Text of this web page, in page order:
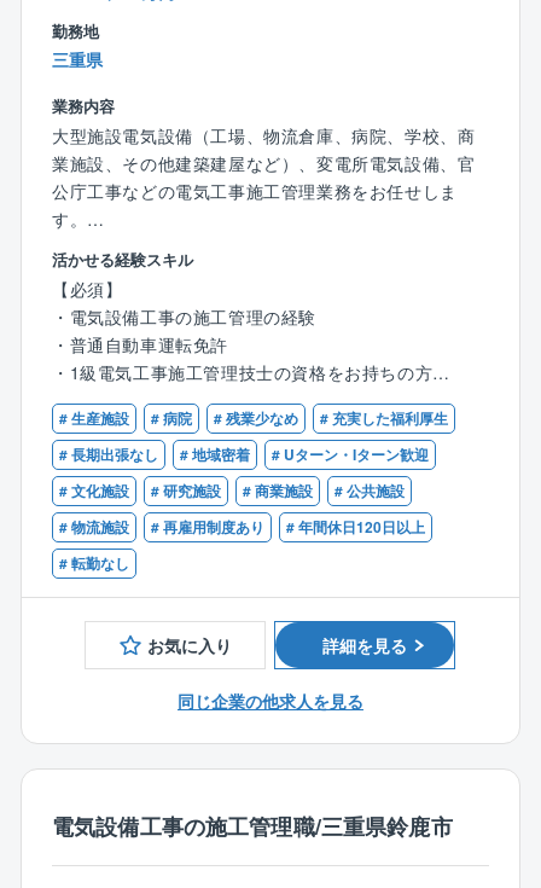
・時間外管理システムによる警告・有給促進
・キャリア採用強化・文系新卒・派遣社員活用による
業務分散
労働時間は170.1時間（2020年度比：178.1時間から削
減）。
勤務地
三重県
業務内容
大型施設電気設備（工場、物流倉庫、病院、学校、商
業施設、その他建築建屋など）、変電所電気設備、官
公庁工事などの電気工事施工管理業務をお任せしま
す。
【具体的には】
上記施設・設備に対して下記業務をお任せします。
・新築工事に対する電気設備工事施工管理
・既設電気建屋に対するメンテナンス工事
・省エネ対策工事施工管理業務
・工程管理、安全管理、品質管理、予算管理全般
・CADを使った図面作成（施工図など）
・職人、作業員の手配 など
※入社後は数ヶ月の研修があります。
※勤務時間について
現場によっては、8：00出勤の場合もあります
【出張・転勤について】
・出張範囲についてはご相談の上決定いたします。
※役職が付くとその限りではない。
・転勤については原則ございません。
■鈴鹿グループは、電気設備工事を起点に機械設備工
活かせる経験スキル
【必須】
・電気設備工事の施工管理の経験
・普通自動車運転免許
・1級電気工事施工管理技士の資格をお持ちの方
【歓迎】
・第一種電気工事士
# 生産施設 # 病院 # 残業少なめ
# 充実した福利厚生
# 長期出張なし
# 地域密着
# Uターン・Iターン歓迎
# 文化施設
# 研究施設 # 商業施設
# 公共施設
# 物流施設
# 再雇用制度あり
# 年間休日120日以上
# 転勤なし
お気に入り 詳細を見る
同じ企業の他求人を見る
電気設備工事の施工管理職/三重県鈴鹿市